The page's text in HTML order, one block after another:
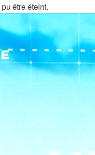
être éteint.